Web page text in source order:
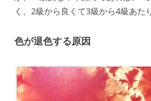
く、2級から良くて3級から4級あた
色が退色する原因